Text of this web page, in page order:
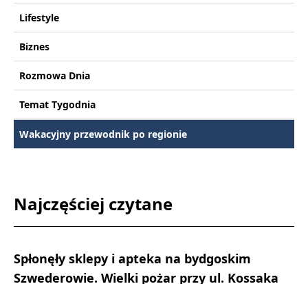
Lifestyle
Biznes
Rozmowa Dnia
Temat Tygodnia
Wakacyjny przewodnik po regionie
Najczęściej czytane
Spłonęły sklepy i apteka na bydgoskim
Szwederowie. Wielki pożar przy ul. Kossaka